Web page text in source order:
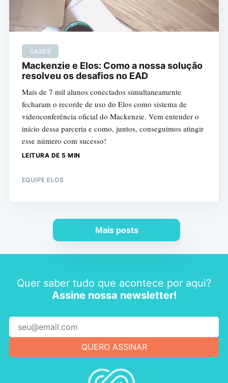
CASES
Mackenzie e Elos: Como a nossa solução
resolveu os desafios no EAD
Mais de 7 mil alunos conectados simultaneamente
fecharam o recorde de uso do Elos como sistema de
videoconferência oficial do Mackenzie. Vem entender o
início dessa parceria e como, juntos, conseguimos atingir
esse número com sucesso!
LEITURA DE 5 MIN
EQUIPE ELOS
Mais posts
Quer saber tudo que acontece por aqui?
Assine nossa newsletter!